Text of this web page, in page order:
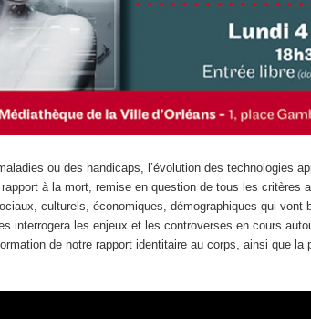
ou des handicaps, l’évolution des technologies
à la mort, remise en question de tous les critères
culturels, économiques, démographiques qui vont
interrogera les enjeux et les controverses en cours
de notre rapport identitaire au corps, ainsi que la